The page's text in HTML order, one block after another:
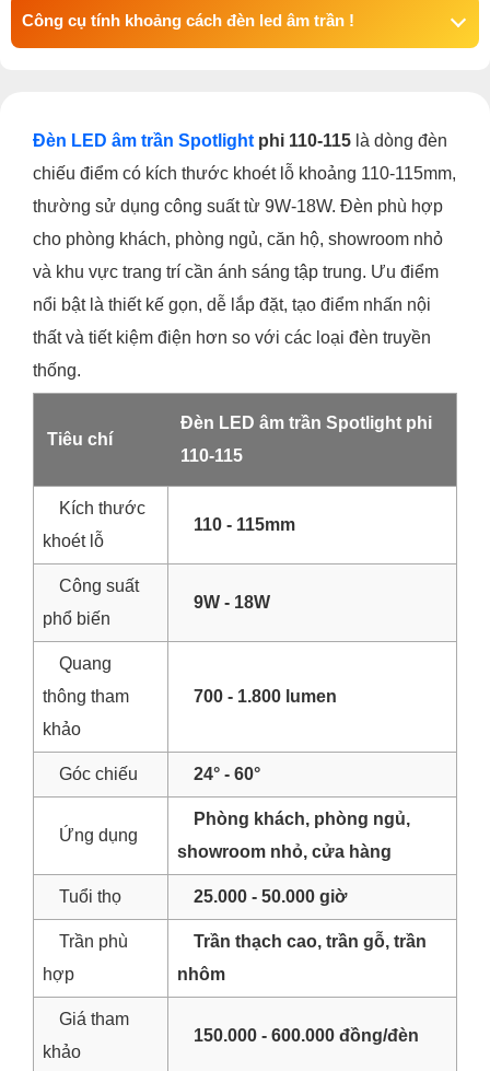
Công cụ tính khoảng cách đèn led âm trần !
Đèn LED âm trần Spotlight phi 110-115 là dòng đèn
chiếu điểm có kích thước khoét lỗ khoảng 110-115mm,
thường sử dụng công suất từ 9W-18W. Đèn phù hợp
cho phòng khách, phòng ngủ, căn hộ, showroom nhỏ
và khu vực trang trí cần ánh sáng tập trung. Ưu điểm
nổi bật là thiết kế gọn, dễ lắp đặt, tạo điểm nhấn nội
thất và tiết kiệm điện hơn so với các loại đèn truyền
thống.
Tiêu chí
Đèn LED âm trần Spotlight phi
110-115
Kích thước
khoét lỗ
110 - 115mm
Công suất
phổ biến
9W - 18W
Quang
thông tham
khảo
700 - 1.800 lumen
Góc chiếu 24° - 60°
Ứng dụng
Phòng khách, phòng ngủ,
showroom nhỏ, cửa hàng
Tuổi thọ 25.000 - 50.000 giờ
Trần phù
hợp
Trần thạch cao, trần gỗ, trần
nhôm
Giá tham
khảo
150.000 - 600.000 đồng/đèn